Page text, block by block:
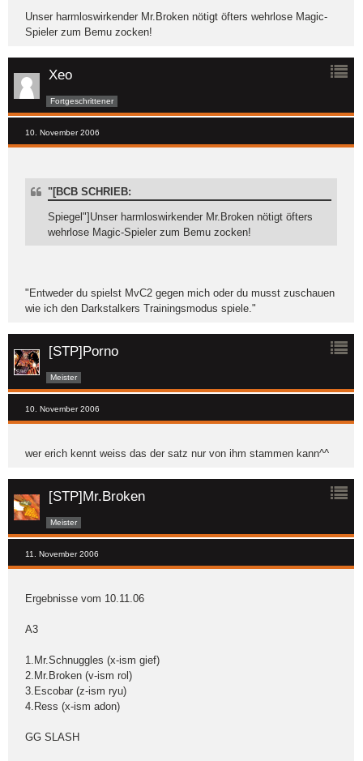
Unser harmloswirkender Mr.Broken nötigt öfters wehrlose Magic-
Spieler zum Bemu zocken!
Xeo
Fortgeschrittener
10. November 2006
"[BCB SCHRIEB:
Spiegel"]Unser harmloswirkender Mr.Broken nötigt öfters
wehrlose Magic-Spieler zum Bemu zocken!
"Entweder du spielst MvC2 gegen mich oder du musst zuschauen
wie ich den Darkstalkers Trainingsmodus spiele."
[STP]Porno
Meister
10. November 2006
wer erich kennt weiss das der satz nur von ihm stammen kann^^
[STP]Mr.Broken
Meister
11. November 2006
Ergebnisse vom 10.11.06
A3
1.Mr.Schnuggles (x-ism gief)
2.Mr.Broken (v-ism rol)
3.Escobar (z-ism ryu)
4.Ress (x-ism adon)
GG SLASH